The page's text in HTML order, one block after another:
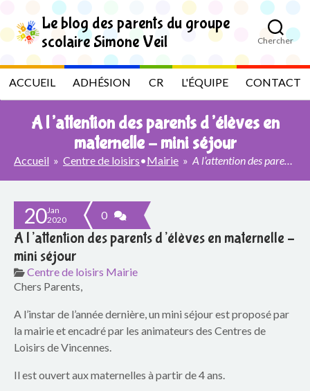
i
p
o
h
L
e
o
g
d
e
s
p
a
r
Le blog des parents du groupe
scolaire Simone Veil
Chercher
ACCUEIL ADHÉSION CR L'ÉQUIPE CONTACT
A l’attention des parents d’élèves en
maternelle – mini séjour
Accueil » Centre de loisirs•Mairie » A l’attention des parents d’élèves en maternelle – mini séjour
20Jan
2020
0
A l’attention des parents d’élèves en maternelle –
mini séjour
Centre de loisirs Mairie
Chers Parents,
A l’instar de l’année dernière, un mini séjour est proposé par
la mairie et encadré par les animateurs des Centres de
Loisirs de Vincennes.
Il est ouvert aux maternelles à partir de 4 ans.